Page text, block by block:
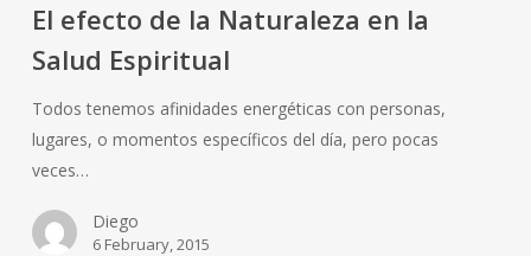
Naturaleza
en
Salud
Espiritual
El efecto de la Naturaleza en la
Salud Espiritual
Todos tenemos afinidades energéticas con personas,
lugares, o momentos específicos del día, pero pocas
veces…
Diego
6 February, 2015